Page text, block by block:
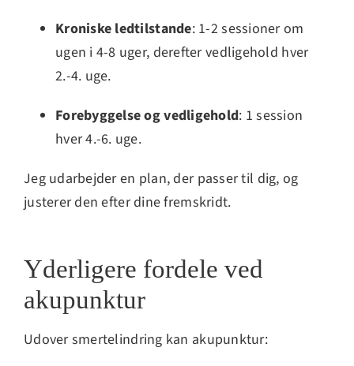
Kroniske ledtilstande: 1-2 sessioner om
ugen i 4-8 uger, derefter vedligehold hver
2.-4. uge.
Forebyggelse og vedligehold: 1 session
hver 4.-6. uge.
Jeg udarbejder en plan, der passer til dig, og
justerer den efter dine fremskridt.
Yderligere fordele ved
akupunktur
Udover smertelindring kan akupunktur: